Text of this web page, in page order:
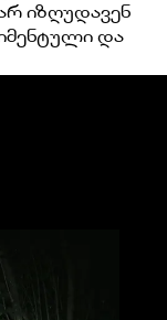
იზღუდავენ
და